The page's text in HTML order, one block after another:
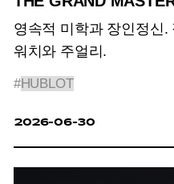
영속적 미학과 장인정신.
워치와 주얼리.
#HUBLOT
2026-06-30